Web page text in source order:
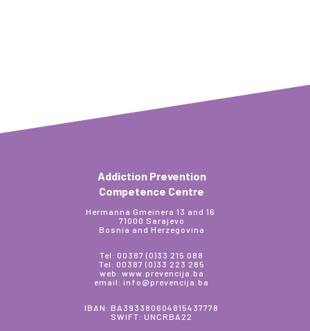
Addiction Prevention
Competence Centre
Hermanna Gmeinera 13 and 16
71000 Sarajevo
Bosnia and Herzegovina
Tel: 00387 (0)33 215 088
Tel: 00387 (0)33 223 285
web: www.prevencija.ba
email: info@prevencija.ba
IBAN: BA393380604815437778
SWIFT: UNCRBA22